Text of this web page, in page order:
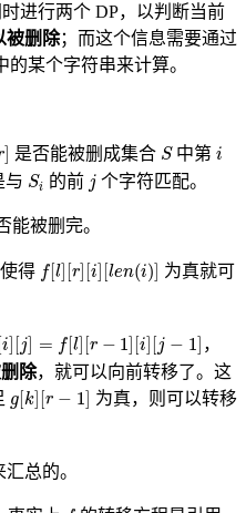
进行两个 DP，以判断当前
被删除；而这个信息需要通过
的某个字符串来计算。
] 是否能被删成集合 S
S中第i
i
与 Si
Si 的前 j
j个字符匹配。
能被删完。
使得 f [l [r [i [len(i)
f[l][ r [ i][l en ]
为真就可
[i] [j] = f [l] [r − 1] [i] [j − 1]
][j ]=f −1] [ −1]
，
除，就可以向前转移了。这
g[k] [r − 1]
[k ] [r 为真，则可以转移
总的。